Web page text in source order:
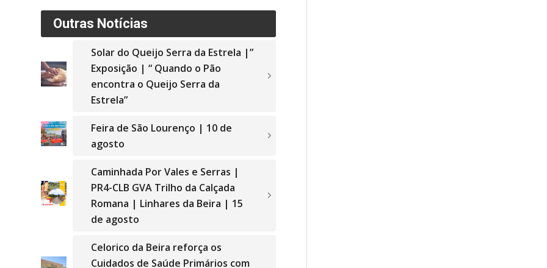
Outras Notícias
Solar do Queijo Serra da Estrela |”
Exposição | “ Quando o Pão
encontra o Queijo Serra da
Estrela”
Feira de São Lourenço | 10 de
agosto
Caminhada Por Vales e Serras |
PR4-CLB GVA Trilho da Calçada
Romana | Linhares da Beira | 15
de agosto
Celorico da Beira reforça os
Cuidados de Saúde Primários com